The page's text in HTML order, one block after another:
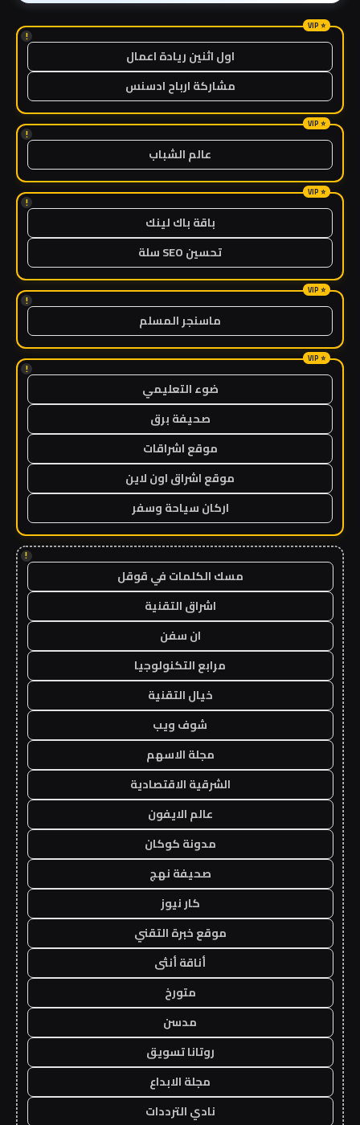
!
اول اثنين ريادة اعمال
مشاركة ارباح ادسنس
!
عالم الشباب
!
باقة باك لينك
تحسين SEO سلة
!
ماسنجر المسلم
!
ضوء التعليمي
صحيفة برق
موقع اشراقات
موقع اشراق اون لاين
اركان سياحة وسفر
!
مسك الكلمات في قوقل
اشراق التقنية
ان سفن
مرابع التكنولوجيا
خيال التقنية
شوف ويب
مجلة الاسهم
الشرقية الاقتصادية
عالم الايفون
مدونة كوكان
صحيفة نهج
كار نيوز
موقع خبرة التقني
أناقة أنثى
متورخ
مدسن
روتانا تسويق
مجلة الابداع
نادي الترددات